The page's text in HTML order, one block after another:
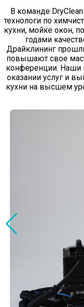
В команде
технологи по
кухни, мойке окон,
годами
Драйклининг
повышают свое
конференции.
оказании услуг и
кухни на высшем